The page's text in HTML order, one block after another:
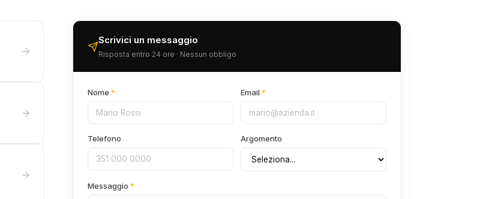
Scrivici un messaggio
Risposta entro 24 ore · Nessun obbligo
Nome* Email*
Telefono Argomento
Messaggio*